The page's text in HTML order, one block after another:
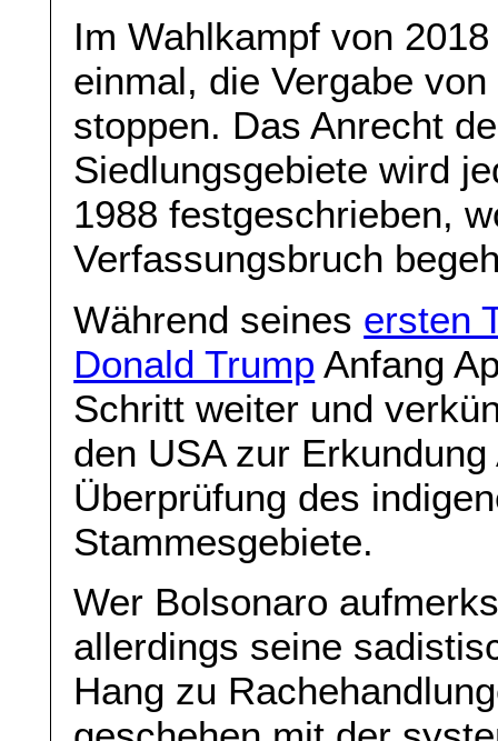
Im Wahlkampf von
einmal, die Vergabe
stoppen. Das Anrecht
Siedlungsgebiete wird
1988 festgeschrieben,
Verfassungsbruch
Während seines ersten
Donald Trump Anfang
Schritt weiter und
den USA zur
Überprüfung des
Stammesgebiete.
Wer Bolsonaro
allerdings seine
Hang zu